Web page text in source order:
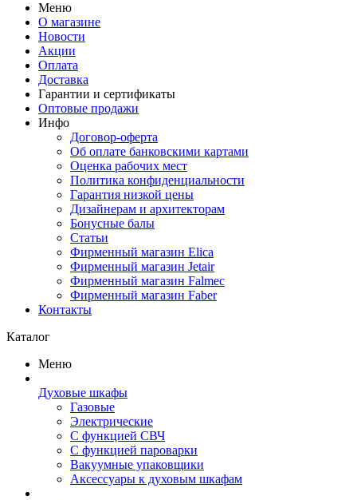
Меню
О магазине
Новости
Акции
Оплата
Доставка
Гарантии и сертификаты
Оптовые продажи
Инфо
Договор-оферта
Об оплате банковскими картами
Оценка рабочих мест
Политика конфиденциальности
Гарантия низкой цены
Дизайнерам и архитекторам
Бонусные балы
Статьи
Фирменный магазин Elica
Фирменный магазин Jetair
Фирменный магазин Falmec
Фирменный магазин Faber
Контакты
Каталог
Меню
Духовые шкафы
Газовые
Электрические
С функцией СВЧ
С функцией пароварки
Вакуумные упаковщики
Аксессуары к духовым шкафам